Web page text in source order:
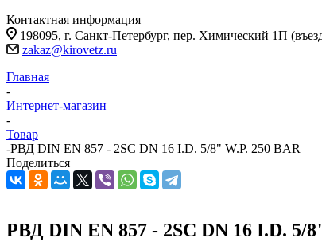
Контактная информация
198095, г. Санкт-Петербург, пер. Химический 1П
zakaz@kirovetz.ru
Главная
-
Интернет-магазин
-
Товар
-РВД DIN EN 857 - 2SC DN 16 I.D. 5/8" W.P. 250 BAR
Поделиться
РВД DIN EN 857 - 2SC DN 16 I.D. 5/